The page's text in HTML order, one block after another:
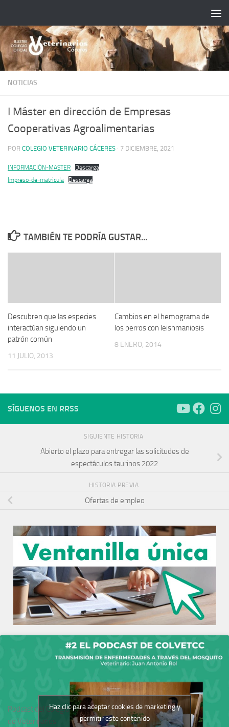
NOTICIAS
I Máster en dirección de Empresas
Cooperativas Agroalimentarias
POR COLEGIO VETERINARIO CÁCERES · 7 DICIEMBRE, 2021
INFORMACIÓN-MASTER
Descarga
Impreso-de-matricula
Descarga
TAMBIÉN TE PODRÍA GUSTAR...
Descubren que las especies
interactúan siguiendo un
patrón común
11 JULIO, 2013
Cambios en el hemograma de
los perros con leishmaniosis
8 ENERO, 2014
SÍGUENOS EN RRSS
SIGUIENTE HISTORIA
Abierto el plazo para entregar las solicitudes de
espectáculos taurinos 2022
HISTORIA PREVIA
Ofertas de empleo
Podcast del Colegio
de Veterinarios
Haz clic para aceptar cookies de marketing y
permitir este contenido